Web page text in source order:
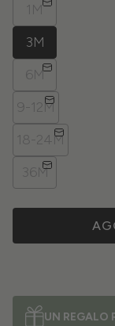
1M
3M
6M
9-12M
18-24M
36M
UN REGALO